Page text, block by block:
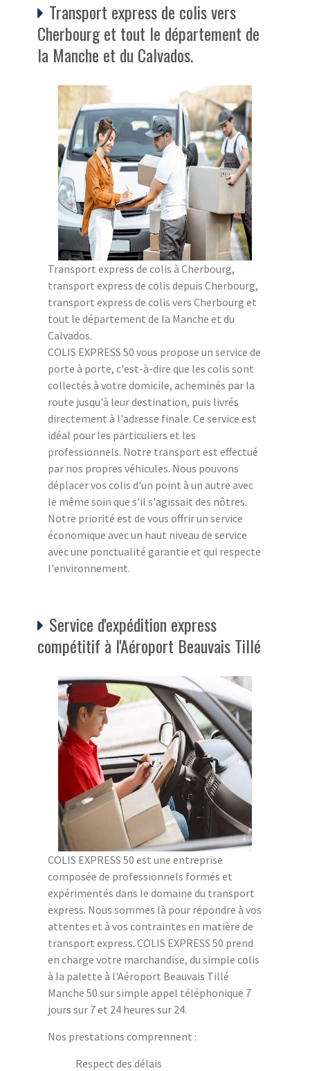
Transport express de colis vers
Cherbourg et tout le département de
la Manche et du Calvados.
Transport express de colis à Cherbourg,
transport express de colis depuis Cherbourg,
transport express de colis vers Cherbourg et
tout le département de la Manche et du
Calvados.
COLIS EXPRESS 50 vous propose un service de
porte à porte, c'est-à-dire que les colis sont
collectés à votre domicile, acheminés par la
route jusqu'à leur destination, puis livrés
directement à l'adresse finale. Ce service est
idéal pour les particuliers et les
professionnels. Notre transport est effectué
par nos propres véhicules. Nous pouvons
déplacer vos colis d'un point à un autre avec
le même soin que s'il s'agissait des nôtres.
Notre priorité est de vous offrir un service
économique avec un haut niveau de service
avec une ponctualité garantie et qui respecte
l'environnement.
Service d'expédition express
compétitif à l'Aéroport Beauvais Tillé
COLIS EXPRESS 50 est une entreprise
composée de professionnels formés et
expérimentés dans le domaine du transport
express. Nous sommes là pour répondre à vos
attentes et à vos contraintes en matière de
transport express. COLIS EXPRESS 50 prend
en charge votre marchandise, du simple colis
à la palette à l'Aéroport Beauvais Tillé
Manche 50 sur simple appel téléphonique 7
jours sur 7 et 24 heures sur 24.
Nos prestations comprennent :
Respect des délais